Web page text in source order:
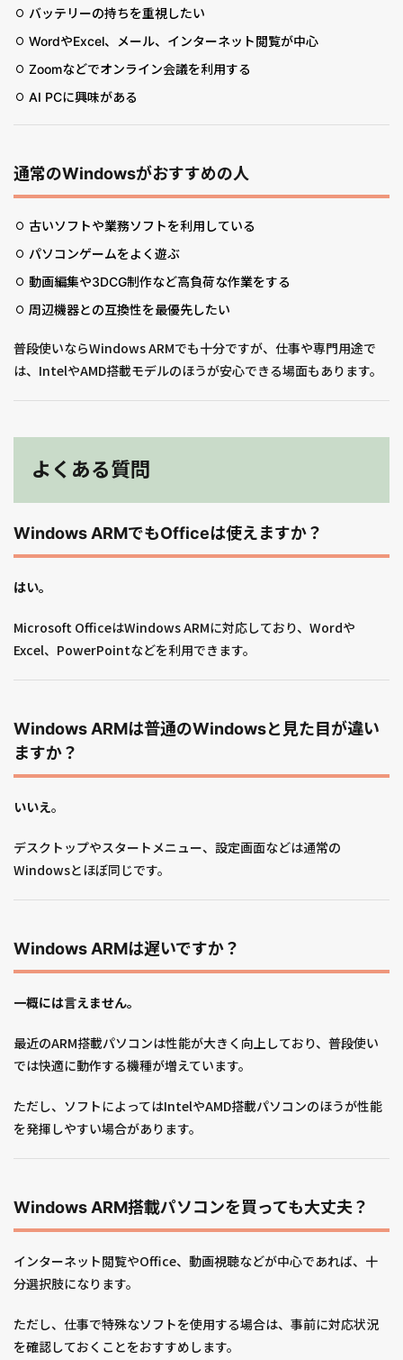
バッテリーの持ちを重視したい
WordやExcel、メール、インターネット閲覧が中心
Zoomなどでオンライン会議を利用する
AI PCに興味がある
通常のWindowsがおすすめの人
古いソフトや業務ソフトを利用している
パソコンゲームをよく遊ぶ
動画編集や3DCG制作など高負荷な作業をする
周辺機器との互換性を最優先したい
普段使いならWindows ARMでも十分ですが、仕事や専門用途で
は、IntelやAMD搭載モデルのほうが安心できる場面もあります。
よくある質問
Windows ARMでもOfficeは使えますか？
はい。
Microsoft OfficeはWindows ARMに対応しており、Wordや
Excel、PowerPointなどを利用できます。
Windows ARMは普通のWindowsと見た目が違い
ますか？
いいえ。
デスクトップやスタートメニュー、設定画面などは通常の
Windowsとほぼ同じです。
Windows ARMは遅いですか？
一概には言えません。
最近のARM搭載パソコンは性能が大きく向上しており、普段使い
では快適に動作する機種が増えています。
ただし、ソフトによってはIntelやAMD搭載パソコンのほうが性能
を発揮しやすい場合があります。
Windows ARM搭載パソコンを買っても大丈夫？
インターネット閲覧やOffice、動画視聴などが中心であれば、十
分選択肢になります。
ただし、仕事で特殊なソフトを使用する場合は、事前に対応状況
を確認しておくことをおすすめします。